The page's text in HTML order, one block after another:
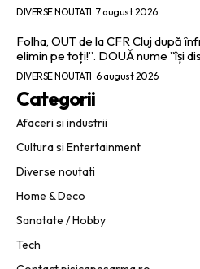
DIVERSE NOUTATI 7 august 2026
Folha, OUT de la CFR Cluj după
elimin pe toți!”. DOUĂ nume ”își
DIVERSE NOUTATI 6 august 2026
Categorii
Afaceri si industrii
Cultura si Entertainment
Diverse noutati
Home & Deco
Sanatate / Hobby
Tech